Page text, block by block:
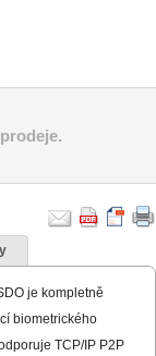
je kompletně
biometrického
TCP/IP P2P